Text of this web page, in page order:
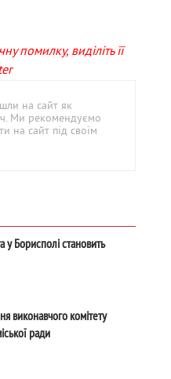
помилку, виділіть її
на сайт як
Ми рекомендуємо
на сайт під своїм
у Борисполі становить
виконавчого комітету
ради